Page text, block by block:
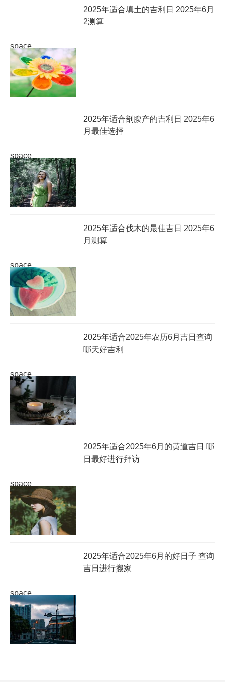
space
2025年适合填土的吉利日 2025年6月
2测算
space
2025年适合剖腹产的吉利日 2025年6
月最佳选择
space
2025年适合伐木的最佳吉日 2025年6
月测算
space
2025年适合2025年农历6月吉日查询
哪天好吉利
space
2025年适合2025年6月的黄道吉日 哪
日最好进行拜访
space
2025年适合2025年6月的好日子 查询
吉日进行搬家